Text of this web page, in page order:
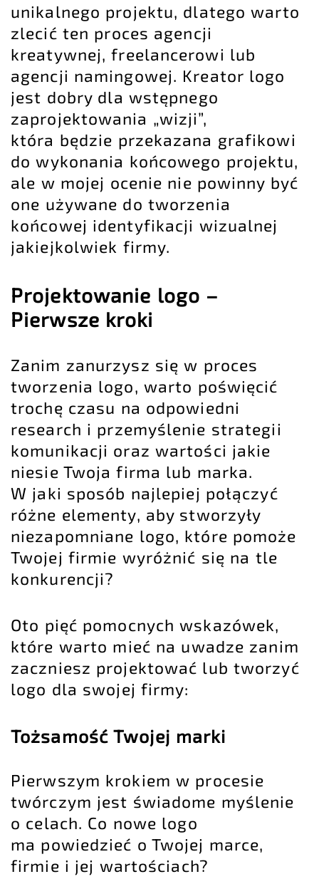
unikalnego projektu, dlatego warto
zlecić ten proces agencji
kreatywnej, freelancerowi lub
agencji namingowej. Kreator logo
jest dobry dla wstępnego
zaprojektowania „wizji”,
która będzie przekazana grafikowi
do wykonania końcowego projektu,
ale w mojej ocenie nie powinny być
one używane do tworzenia
końcowej identyfikacji wizualnej
jakiejkolwiek firmy.
Projektowanie logo –
Pierwsze kroki
Zanim zanurzysz się w proces
tworzenia logo, warto poświęcić
trochę czasu na odpowiedni
research i przemyślenie strategii
komunikacji oraz wartości jakie
niesie Twoja firma lub marka.
W jaki sposób najlepiej połączyć
różne elementy, aby stworzyły
niezapomniane logo, które pomoże
Twojej firmie wyróżnić się na tle
konkurencji?
Oto pięć pomocnych wskazówek,
które warto mieć na uwadze zanim
zaczniesz projektować lub tworzyć
logo dla swojej firmy:
Tożsamość Twojej marki
Pierwszym krokiem w procesie
twórczym jest świadome myślenie
o celach. Co nowe logo
ma powiedzieć o Twojej marce,
firmie i jej wartościach?